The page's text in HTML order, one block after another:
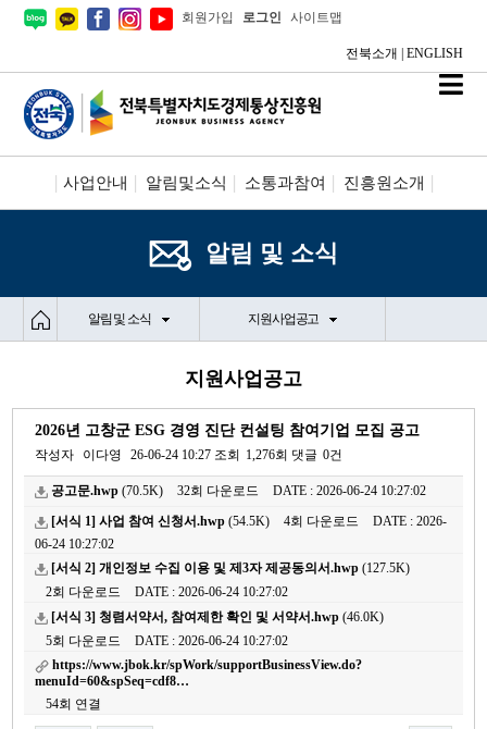
회원가입 로그인 사이트맵
전북소개 ENGLISH
사업안내 알림및소식 소통과참여 진흥원소개
알림 및 소식
알림 및 소식 지원사업공고
지원사업공고
2026년 고창군 ESG 경영 진단 컨설팅 참여기업 모집 공고
작성자 이다영 26-06-24 10:27 조회 1,276회 댓글 0건
공고문.hwp (70.5K) 32회 다운로드
DATE : 2026-06-24 10:27:02
[서식 1] 사업 참여 신청서.hwp (54.5K) 4회 다운로드
DATE : 2026-
06-24 10:27:02
[서식 2] 개인정보 수집 이용 및 제3자 제공동의서.hwp (127.5K)
2회 다운로드
DATE : 2026-06-24 10:27:02
[서식 3] 청렴서약서, 참여제한 확인 및 서약서.hwp (46.0K)
5회 다운로드
DATE : 2026-06-24 10:27:02
https://www.jbok.kr/spWork/supportBusinessView.do?
menuId=60&spSeq=cdf8…
54회 연결